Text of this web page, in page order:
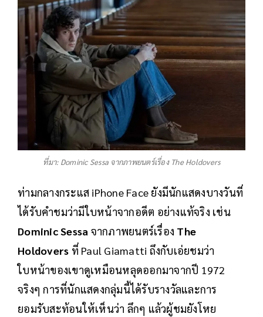
ที่มา: Dominic Sessa จากภาพยนตร์เรื่อง The Holdovers
ท่ามกลางกระแส iPhone Face ยังมีนักแสดงบางวันที่
ได้รับคำชมว่ามีใบหน้าจากอดีต อย่างแท้จริง เช่น
Dominic Sessa จากภาพยนตร์เรื่อง The
Holdovers ที่ Paul Giamatti ถึงกับเอ่ยชมว่า
ใบหน้าของเขาดูเหมือนหลุดออกมาจากปี 1972
จริงๆ การที่นักแสดงกลุ่มนี้ได้รับรางวัลและการ
ยอมรับสะท้อนให้เห็นว่า ลึกๆ แล้วผู้ชมยังโหย